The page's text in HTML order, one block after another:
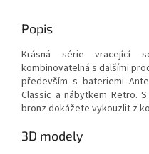
Popis
Krásná série vracející
kombinovatelná s dalšími
především s bateriemi
Classic a nábytkem Retro.
bronz dokážete vykouzlit z
3D modely